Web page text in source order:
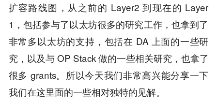
扩容路线图，从之前的 Layer2 到现在的 Layer
1，包括参与了以太坊很多的研究工作，也拿到了
非常多以太坊的支持，包括在 DA 上面的一些研
究，以及与 OP Stack 做的一些相关研究，也拿了
很多 grants。所以今天我们非常高兴能分享一下
我们在这里面的一些相对独特的见解。